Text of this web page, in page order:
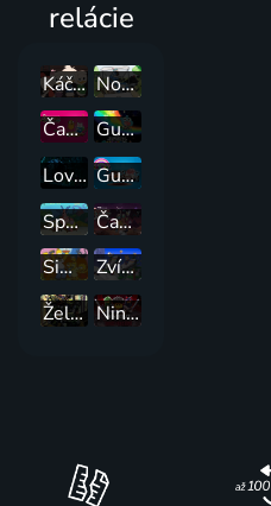
relácie
Káčerovo
Normálka: Ztracené nahrávky
Čas na dobrodružství
Gumballův báječně potrhlý svět
Lovci trolov: Príbehy Arkádie
Gumballův úžasný svět
SpongeBob v kalhotách
Čas na dobrodružství: Daleké kraje
Simpsonovci
Zvířecí případy
Želvy Ninja
Ninjago, le soulevement des dragons